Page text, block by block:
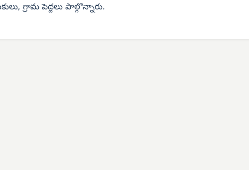
గ్రామ పెద్దలు పాల్గొన్నారు.